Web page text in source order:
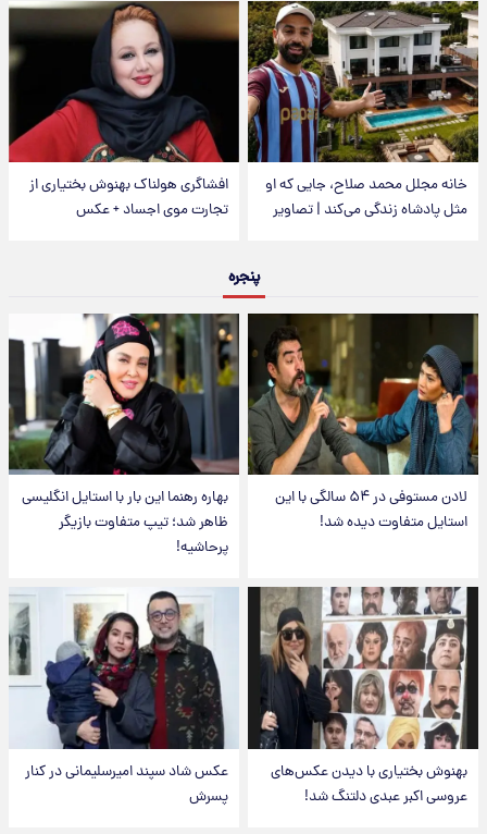
خانه مجلل محمد صلاح، جایی که او
مثل پادشاه زندگی می‌کند | تصاویر
افشاگری هولناک بهنوش بختیاری از
تجارت موی اجساد + عکس
پنجره
لادن مستوفی در ۵۴ سالگی با این
استایل متفاوت دیده شد!
بهاره رهنما این بار با استایل انگلیسی
ظاهر شد؛ تیپ متفاوت بازیگر
پرحاشیه!
بهنوش بختیاری با دیدن عکس‌های
عروسی اکبر عبدی دلتنگ شد!
عکس شاد سپند امیرسلیمانی در کنار
پسرش